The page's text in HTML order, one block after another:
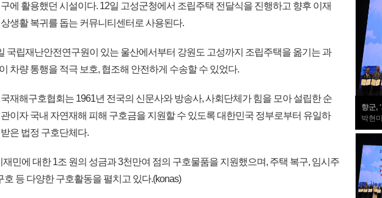
에 활용했던 시설이다. 12일 고성군청에서 조립주택 전달식을 진행하고 향후 이재
생활 복귀를 돕는 커뮤니티센터로 사용된다.
국립재난안전연구원이 있는 울산에서부터 강원도 고성까지 조립주택을 옮기는 과
차량 통행을 적극 보호, 협조해 안전하게 수송할 수 있었다.
재해구호협회는 1961년 전국의 신문사와 방송사, 사회단체가 힘을 모아 설립한 순
이자 국내 자연재해 피해 구호금을 지원할 수 있도록 대한민국 정부로부터 유일하
은 법정 구호단체다.
재민에 대한 1조 원의 성금과 3천만여 점의 구호물품을 지원했으며, 주택 복구, 임시주
호 등 다양한 구호활동을 펼치고 있다.(konas)
향군,
박현